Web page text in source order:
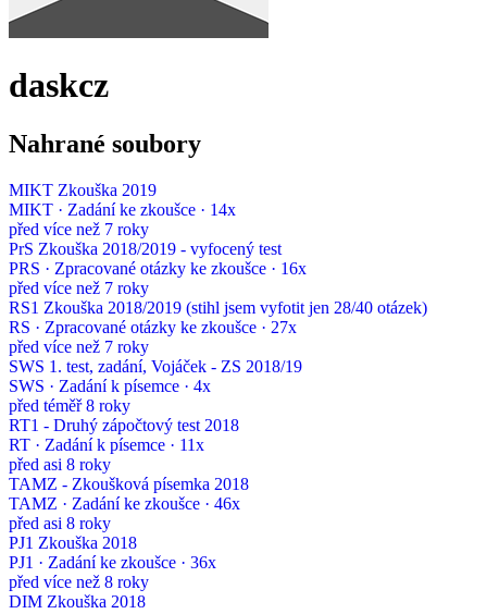
daskcz
Nahrané soubory
MIKT Zkouška 2019
MIKT · Zadání ke zkoušce · 14x
před více než 7 roky
PrS Zkouška 2018/2019 - vyfocený test
PRS · Zpracované otázky ke zkoušce · 16x
před více než 7 roky
RS1 Zkouška 2018/2019 (stihl jsem vyfotit jen 28/40 otázek)
RS · Zpracované otázky ke zkoušce · 27x
před více než 7 roky
SWS 1. test, zadání, Vojáček - ZS 2018/19
SWS · Zadání k písemce · 4x
před téměř 8 roky
RT1 - Druhý zápočtový test 2018
RT · Zadání k písemce · 11x
před asi 8 roky
TAMZ - Zkoušková písemka 2018
TAMZ · Zadání ke zkoušce · 46x
před asi 8 roky
PJ1 Zkouška 2018
PJ1 · Zadání ke zkoušce · 36x
před více než 8 roky
DIM Zkouška 2018